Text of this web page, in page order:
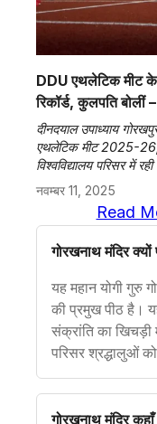
DDU एथलेटिक मीट के
रिकॉर्ड, कुलपति
दीनदयाल उपाध्याय
एथलेटिक मीट 2025-
विश्वविद्यालय परिसर में
नवम्बर 11, 2025
Read
गोरखनाथ मंदिर क्यों
यह महान योगी गुरु
की प्रमुख पीठ है।
संक्रांति का
परिसर श्रद्धालुओं
गोरखनाथ मंदिर